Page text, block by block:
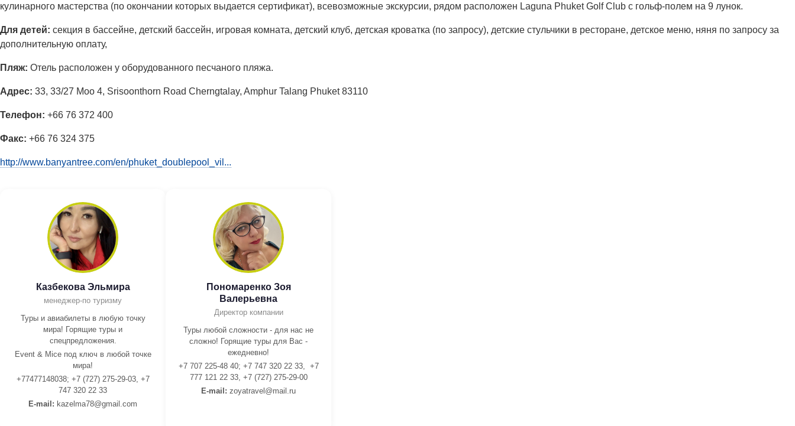
кулинарного мастерства (по окончании которых выдается сертификат), всевозможные экскурсии, рядом расположен Laguna Phuket Golf Club с гольф-полем на 9 лунок.
Для детей: секция в бассейне, детский бассейн, игровая комната, детский клуб, детская кроватка (по запросу), детские стульчики в ресторане, детское меню, няня по запросу за
дополнительную оплату,
Пляж: Отель расположен у оборудованного песчаного пляжа.
Адрес: 33, 33/27 Moo 4, Srisoonthorn Road Cherngtalay, Amphur Talang Phuket 83110
Телефон: +66 76 372 400
Факс: +66 76 324 375
http://www.banyantree.com/en/phuket_doublepool_vil...
Казбекова Эльмира
менеджер-по туризму
Туры и авиабилеты в любую точку
мира! Горящие туры и
спецпредложения.
Event & Mice под ключ в любой точке
мира!
+77477148038; +7 (727) 275-29-03, +7
747 320 22 33
E-mail: kazelma78@gmail.com
Пономаренко Зоя
Валерьевна
Директор компании
Туры любой сложности - для нас не
сложно! Горящие туры для Вас -
ежедневно!
+7 707 225-48 40; +7 747 320 22 33, +7
777 121 22 33, +7 (727) 275-29-00
E-mail: zoyatravel@mail.ru